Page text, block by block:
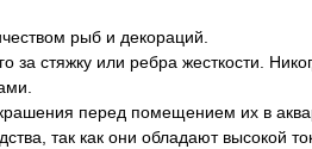
рыб и декораций.
стяжку или ребра жесткости.
перед помещением их в
так как они обладают высокой